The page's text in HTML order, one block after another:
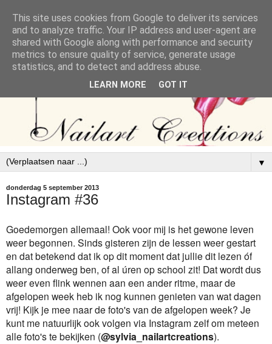
▼
donderdag 5 september 2013
Instagram #36
Goedemorgen allemaal! Ook voor mij is het gewone leven
weer begonnen. Sinds gisteren zijn de lessen weer gestart
en dat betekend dat ik op dit moment dat jullie dit lezen óf
allang onderweg ben, of al úren op school zit! Dat wordt dus
weer even flink wennen aan een ander ritme, maar de
afgelopen week heb ik nog kunnen genieten van wat dagen
vrij! Kijk je mee naar de foto's van de afgelopen week? Je
kunt me natuurlijk ook volgen via Instagram zelf om meteen
alle foto's te bekijken (@sylvia_nailartcreations).
This site uses cookies from Google to deliver its services
and to analyze traffic. Your IP address and user-agent are
shared with Google along with performance and security
metrics to ensure quality of service, generate usage
statistics, and to detect and address abuse.
LEARN MORE GOT IT